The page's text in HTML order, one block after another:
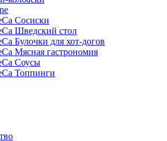
Сосиски
Шведский стол
Булочки для хот-догов
Мясная гастрономия
Соусы
Топпинги